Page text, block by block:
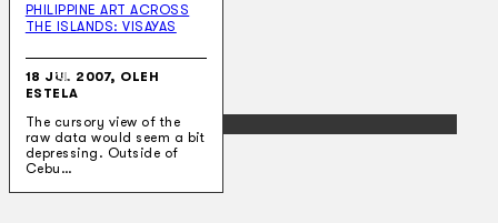
Sejarah Lisan
Mengenai Kami
Hubungi Kami
BM
EN
PHILIPPINE ART ACROSS
THE ISLANDS: VISAYAS
18 JUL 2007, OLEH
ESTELA
The cursory view of the
raw data would seem a bit
depressing. Outside of
Cebu…